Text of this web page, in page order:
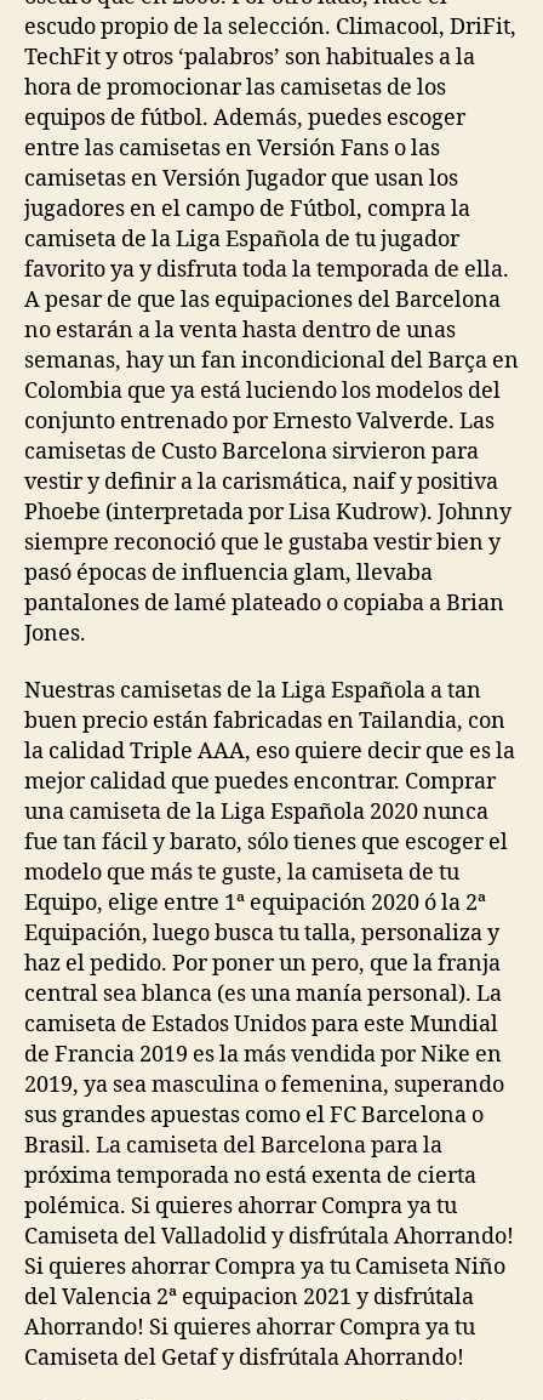
escudo propio de la selección. Climacool, DriFit,
TechFit y otros ‘palabros’ son habituales a la
hora de promocionar las camisetas de los
equipos de fútbol. Además, puedes escoger
entre las camisetas en Versión Fans o las
camisetas en Versión Jugador que usan los
jugadores en el campo de Fútbol, compra la
camiseta de la Liga Española de tu jugador
favorito ya y disfruta toda la temporada de ella.
A pesar de que las equipaciones del Barcelona
no estarán a la venta hasta dentro de unas
semanas, hay un fan incondicional del Barça en
Colombia que ya está luciendo los modelos del
conjunto entrenado por Ernesto Valverde. Las
camisetas de Custo Barcelona sirvieron para
vestir y definir a la carismática, naif y positiva
Phoebe (interpretada por Lisa Kudrow). Johnny
siempre reconoció que le gustaba vestir bien y
pasó épocas de influencia glam, llevaba
pantalones de lamé plateado o copiaba a Brian
Jones.
Nuestras camisetas de la Liga Española a tan
buen precio están fabricadas en Tailandia, con
la calidad Triple AAA, eso quiere decir que es la
mejor calidad que puedes encontrar. Comprar
una camiseta de la Liga Española 2020 nunca
fue tan fácil y barato, sólo tienes que escoger el
modelo que más te guste, la camiseta de tu
Equipo, elige entre 1ª equipación 2020 ó la 2ª
Equipación, luego busca tu talla, personaliza y
haz el pedido. Por poner un pero, que la franja
central sea blanca (es una manía personal). La
camiseta de Estados Unidos para este Mundial
de Francia 2019 es la más vendida por Nike en
2019, ya sea masculina o femenina, superando
sus grandes apuestas como el FC Barcelona o
Brasil. La camiseta del Barcelona para la
próxima temporada no está exenta de cierta
polémica. Si quieres ahorrar Compra ya tu
Camiseta del Valladolid y disfrútala Ahorrando!
Si quieres ahorrar Compra ya tu Camiseta Niño
del Valencia 2ª equipacion 2021 y disfrútala
Ahorrando! Si quieres ahorrar Compra ya tu
Camiseta del Getaf y disfrútala Ahorrando!